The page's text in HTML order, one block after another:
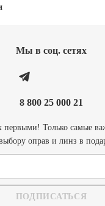
Мы в соц. cетях
8 800 25 000 21
первыми! Только самые
оправ и линз в